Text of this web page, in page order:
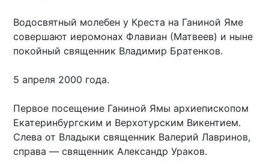
Водосвятный молебен у Креста на Ганиной Яме
совершают иеромонах Флавиан (Матвеев) и ныне
покойный священник Владимир Братенков.
5 апреля 2000 года.
Первое посещение Ганиной Ямы архиепископом
Екатеринбургским и Верхотурским Викентием.
Слева от Владыки священник Валерий Лавринов,
справа — священник Александр Ураков.